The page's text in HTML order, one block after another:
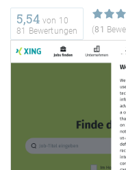
5,54 von 10
81 Bewertungen
(81